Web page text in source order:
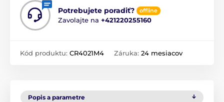
Potrebujete poradiť? offline
Zavolajte na +421220255160
Kód produktu: CR4021M4 Záruka: 24 mesiacov
Popis a parametre